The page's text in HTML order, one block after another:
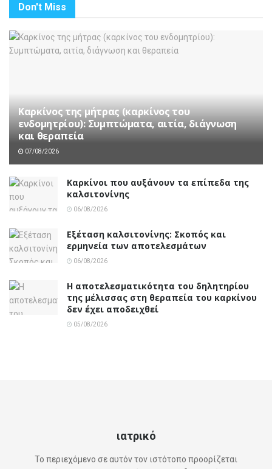
Don't Miss
Καρκίνος της μήτρας (καρκίνος του
ενδομητρίου): Συμπτώματα, αιτία, διάγνωση
και θεραπεία
07/08/2026
Καρκίνοι που αυξάνουν τα επίπεδα της
καλσιτονίνης
06/08/2026
Εξέταση καλσιτονίνης: Σκοπός και
ερμηνεία των αποτελεσμάτων
06/08/2026
Η αποτελεσματικότητα του δηλητηρίου
της μέλισσας στη θεραπεία του καρκίνου
δεν έχει αποδειχθεί
05/08/2026
ιατρικό
Το περιεχόμενο σε αυτόν τον ιστότοπο προορίζεται